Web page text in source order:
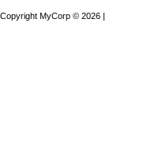
Copyright MyCorp © 2026 |